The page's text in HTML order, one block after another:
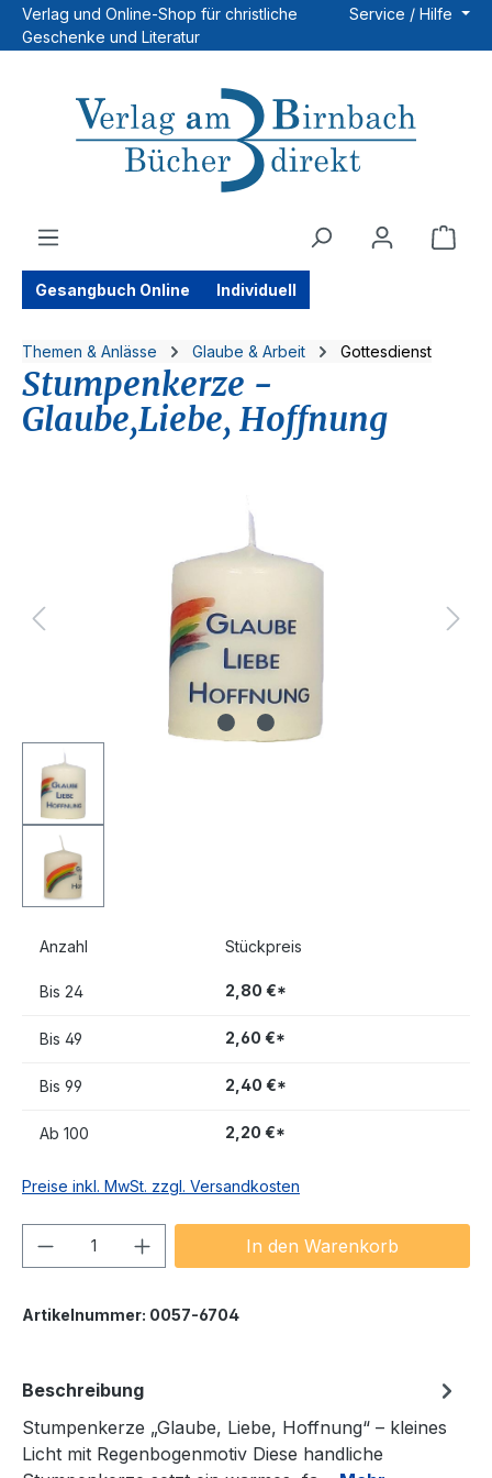
Zum Hauptinhalt springen
Verlag und Online-Shop für christliche
Geschenke und Literatur
Service / Hilfe
Gesangbuch Online Individuell
Themen & Anlässe Glaube & Arbeit Gottesdienst
Stumpenkerze -
Glaube,Liebe, Hoffnung
Anzahl Stückpreis
Bis 24 2,80 €*
Bis 49 2,60 €*
Bis 99 2,40 €*
Ab 100 2,20 €*
Preise inkl. MwSt. zzgl. Versandkosten
Produkt Anzahl: Gib denIn den Warenkorb
Artikelnummer: 0057-6704
Beschreibung
Stumpenkerze „Glaube, Liebe, Hoffnung“ – kleines
Licht mit Regenbogenmotiv Diese handliche